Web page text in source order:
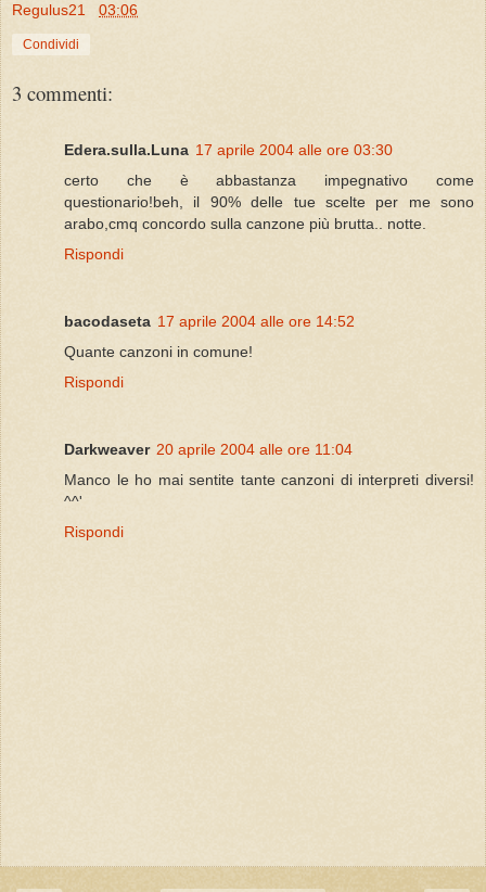
Regulus21 03:06
Condividi
3 commenti:
Edera.sulla.Luna 17 aprile 2004 alle ore 03:30
certo che è abbastanza impegnativo come
questionario!beh, il 90% delle tue scelte per me sono
arabo,cmq concordo sulla canzone più brutta.. notte.
Rispondi
bacodaseta 17 aprile 2004 alle ore 14:52
Quante canzoni in comune!
Rispondi
Darkweaver 20 aprile 2004 alle ore 11:04
Manco le ho mai sentite tante canzoni di interpreti diversi!
^^'
Rispondi